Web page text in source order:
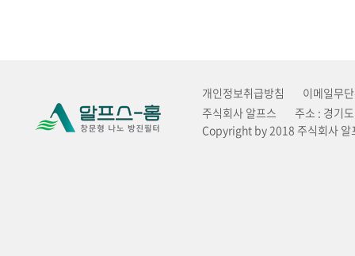
개인정보취급방침
이메일무
주식회사 알프스
주소 : 경기
Copyright by 2018 주식회사